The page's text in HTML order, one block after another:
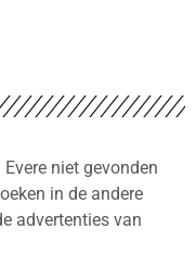
niet gevonden
in de andere
advertenties van